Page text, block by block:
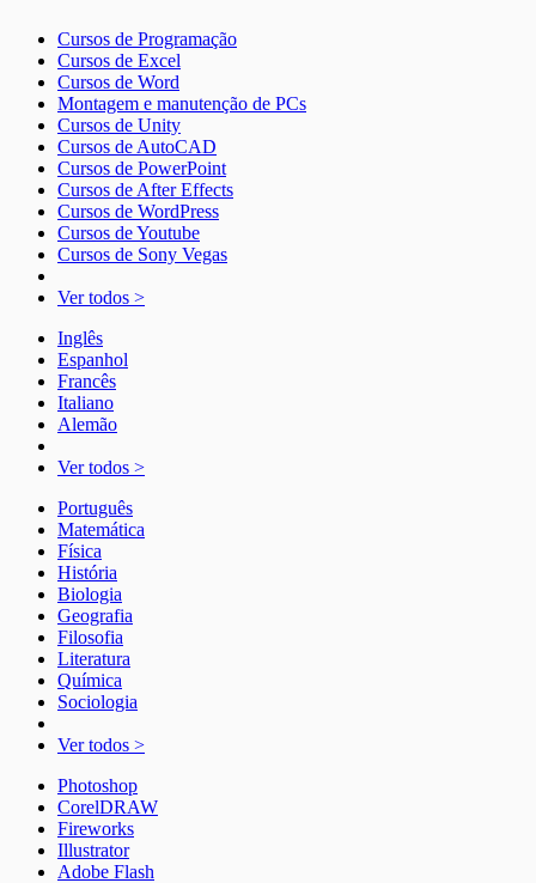
Cursos de Programação
Cursos de Excel
Cursos de Word
Montagem e manutenção de PCs
Cursos de Unity
Cursos de AutoCAD
Cursos de PowerPoint
Cursos de After Effects
Cursos de WordPress
Cursos de Youtube
Cursos de Sony Vegas
Ver todos >
Inglês
Espanhol
Francês
Italiano
Alemão
Ver todos >
Português
Matemática
Física
História
Biologia
Geografia
Filosofia
Literatura
Química
Sociologia
Ver todos >
Photoshop
CorelDRAW
Fireworks
Illustrator
Adobe Flash